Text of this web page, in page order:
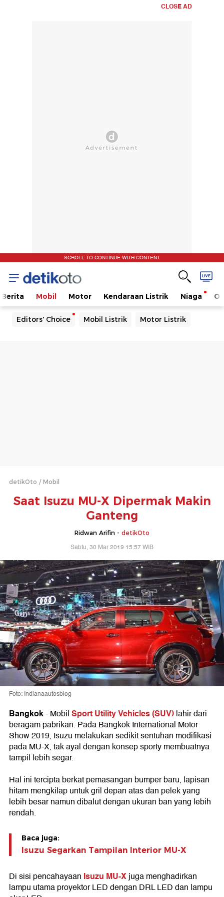
CLOSE AD
SCROLL TO CONTINUE WITH CONTENT
Berita Mobil Motor Kendaraan Listrik Niaga
Editors' Choice Mobil Listrik Motor Listrik
detikOto Mobil
Saat Isuzu MU-X Dipermak Makin
Ganteng
Ridwan Arifin - detikOto
Sabtu, 30 Mar 2019 15:57 WIB
Foto: Indianaautosblog
Bangkok- MobilSport Utility Vehicles (SUV)lahir dari
beragam pabrikan. Pada Bangkok International Motor
Show 2019, Isuzu melakukan sedikit sentuhan modifikasi
pada MU-X, tak ayal dengan konsep sporty membuatnya
tampil lebih segar.
Hal ini tercipta berkat pemasangan bumper baru, lapisan
hitam mengkilap untuk gril depan atas dan pelek yang
lebih besar namun dibalut dengan ukuran ban yang lebih
rendah.
Baca juga:
Isuzu Segarkan Tampilan Interior MU-X
Di sisi pencahayaan Isuzu MU-Xjuga menghadirkan
lampu utama proyektor LED dengan DRL LED dan lampu